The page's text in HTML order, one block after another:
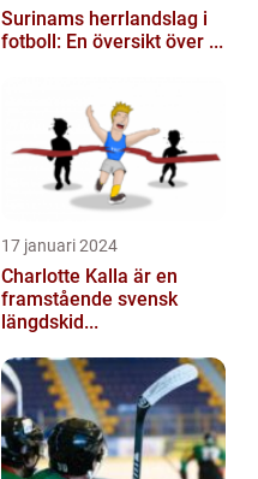
Surinams herrlandslag i
fotboll: En översikt över ...
17 januari 2024
Charlotte Kalla är en
framstående svensk
längdskid...